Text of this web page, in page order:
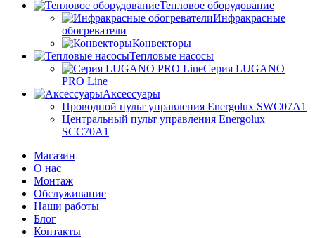
Тепловое оборудование
Инфракрасные
обогреватели
Конвекторы
Тепловые насосы
Серия LUGANO
PRO Line
Аксессуары
Проводной пульт управления Energolux SWC07A1
Центральный пульт управления Energolux
SCC70A1
Магазин
О нас
Монтаж
Обслуживание
Наши работы
Блог
Контакты